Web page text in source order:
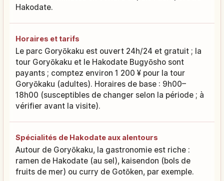
Hakodate.
Horaires et tarifs
Le parc Goryōkaku est ouvert 24h/24 et gratuit ; la
tour Goryōkaku et le Hakodate Bugyōsho sont
payants ; comptez environ 1 200 ¥ pour la tour
Goryōkaku (adultes). Horaires de base : 9h00–
18h00 (susceptibles de changer selon la période ; à
vérifier avant la visite).
Spécialités de Hakodate aux alentours
Autour de Goryōkaku, la gastronomie est riche :
ramen de Hakodate (au sel), kaisendon (bols de
fruits de mer) ou curry de Gotōken, par exemple.